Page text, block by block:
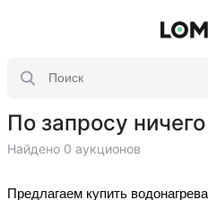
По запросу
Найдено 0 аукционов
Предлагаем купить